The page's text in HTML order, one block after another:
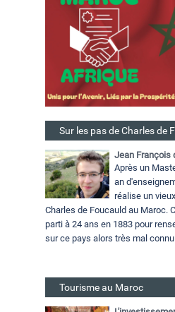
Sur les pas de Charles de
Jean François
Après un
an
réalise un
Charles de Foucauld au Maroc.
parti à 24 ans en 1883 pour
sur ce pays alors très mal
Tourisme au Maroc